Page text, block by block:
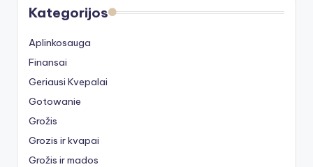
Kategorijos
Aplinkosauga
Finansai
Geriausi Kvepalai
Gotowanie
Grožis
Grozis ir kvapai
Grožis ir mados